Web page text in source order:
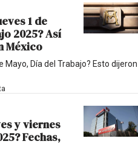
1 de
2025? Así
México
Mayo, Día del Trabajo? Esto dijeron
y viernes
Fechas,